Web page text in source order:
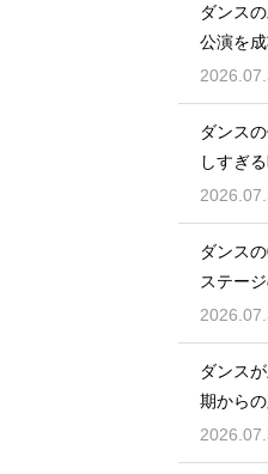
ダンス
公演を
のノウ
ダンス
しすぎ
るには
ダンス
ステー
の心得
ダンス
期から
る秘訣